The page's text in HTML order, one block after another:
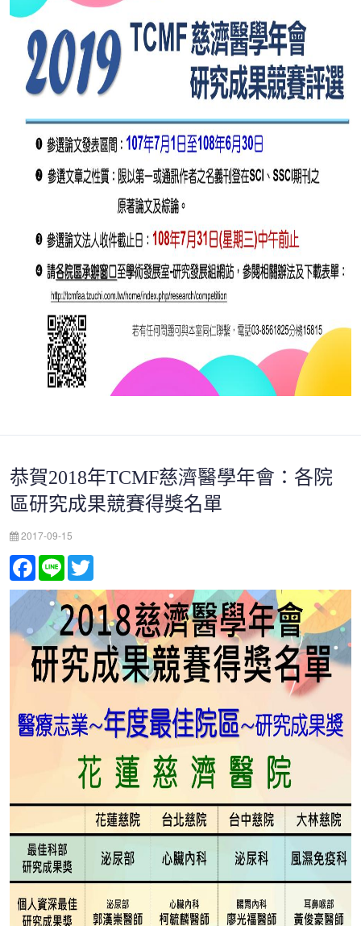
恭賀2018年TCMF慈濟醫學年會：各院
區研究成果競賽得獎名單
2017-09-15
Facebook
Line